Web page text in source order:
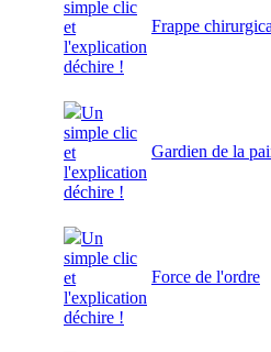
simple clic
et
l'explication
déchire !
Frappe
Un
simple clic
et
l'explication
déchire !
Gardien de la
Un
simple clic
et
l'explication
déchire !
Force de l'ordre